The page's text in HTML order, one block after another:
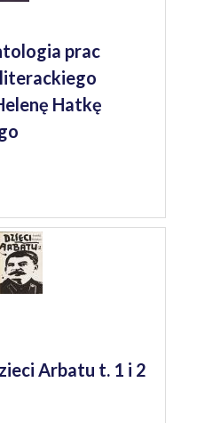
prac
Hatkę
Arbatu t. 1 i 2